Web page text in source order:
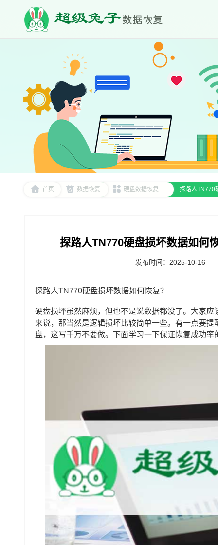
首页 数据恢复 硬盘数据恢复 探路人TN770
探路人TN770硬盘损坏数据如何
发布时间：2025-10-16
探路人TN770硬盘损坏数据如何恢复？
硬盘损坏虽然麻烦，但也不是说数据都没了。大家
来说，那当然是逻辑损坏比较简单一些。有一点要
盘，这写千万不要做。下面学习一下保证恢复成功率